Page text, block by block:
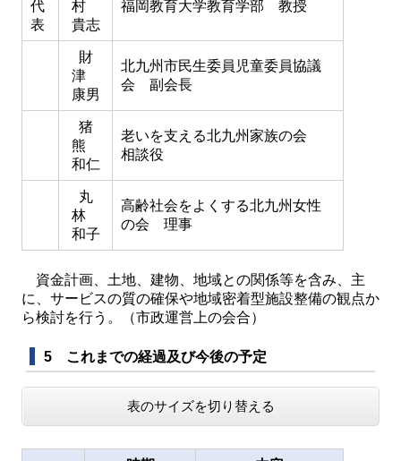
代
表
村
貴志
福岡教育大学教育学部 教授
財
津
康男
北九州市民生委員児童委員協議
会 副会長
猪
熊
和仁
老いを支える北九州家族の会
相談役
丸
林
和子
高齢社会をよくする北九州女性
の会 理事
資金計画、土地、建物、地域との関係等を含み、主
に、サービスの質の確保や地域密着型施設整備の観点か
ら検討を行う。（市政運営上の会合）
5 これまでの経過及び今後の予定
表のサイズを切り替える